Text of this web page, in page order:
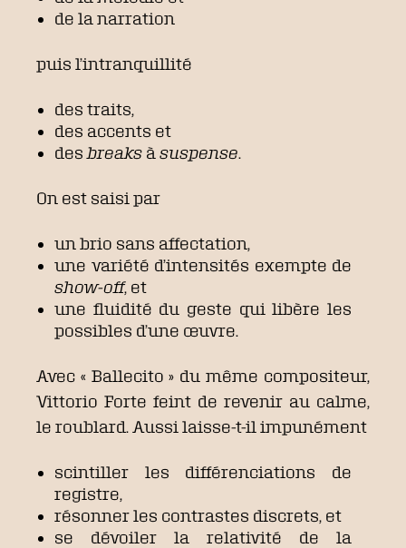
de la narration
puis l’intranquillité
des traits,
des accents et
des breaks à suspense.
On est saisi par
un brio sans affectation,
une variété d’intensités exempte de
show-off, et
une fluidité du geste qui libère les
possibles d’une œuvre.
Avec « Ballecito » du même compositeur,
Vittorio Forte feint de revenir au calme,
le roublard. Aussi laisse-t-il impunément
scintiller les différenciations de
registre,
résonner les contrastes discrets, et
se dévoiler la relativité de la